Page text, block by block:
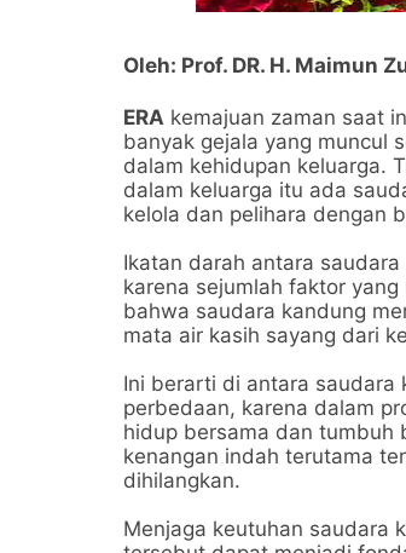
Oleh: Prof. DR. H. Maimun
ERA kemajuan zaman saat
banyak gejala yang muncul
dalam kehidupan keluarga.
dalam keluarga itu ada
kelola dan pelihara dengan
Ikatan darah antara
karena sejumlah faktor
bahwa saudara kandung
mata air kasih sayang dari
Ini berarti di antara saudara
perbedaan, karena dalam
hidup bersama dan tumbuh
kenangan indah terutama
dihilangkan.
Menjaga keutuhan saudara